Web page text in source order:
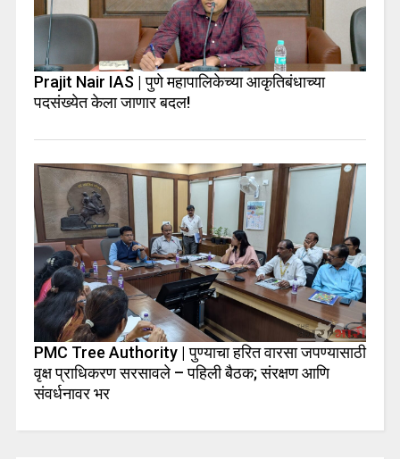
Prajit Nair IAS | पुणे महापालिकेच्या आकृतिबंधाच्या
पदसंख्येत केला जाणार बदल!
PMC Tree Authority | पुण्याचा हरित वारसा जपण्यासाठी
वृक्ष प्राधिकरण सरसावले – पहिली बैठक; संरक्षण आणि
संवर्धनावर भर